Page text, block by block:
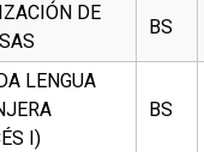
DE
BS
LENGUA
I)
BS